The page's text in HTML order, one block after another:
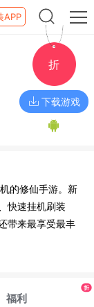
APP
折
下载游戏
的修仙手游。新
快速挂机刷装
带来最享受最丰
多种特色玩法应
福利
折